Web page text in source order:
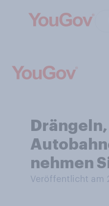
nehmen
Veröffentlicht am